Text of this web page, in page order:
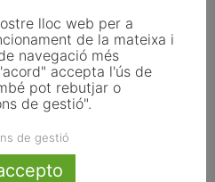
mobilitza 117 municipis
impulsar la regeneració
lloc web per a
de la mateixa i
navegació més
accepta l'ús de
pot rebutjar o
de gestió".
de gestió